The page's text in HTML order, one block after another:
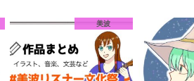
美波